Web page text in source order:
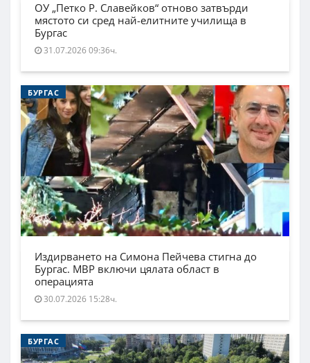
ОУ „Петко Р. Славейков“ отново затвърди
мястото си сред най-елитните училища в
Бургас
31.07.2026 09:36ч.
БУРГАС
Издирването на Симона Пейчева стигна до
Бургас. МВР включи цялата област в
операцията
30.07.2026 15:28ч.
БУРГАС